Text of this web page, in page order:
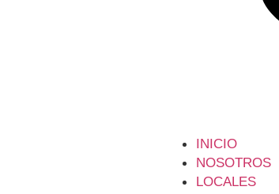
INICIO
NOSOTROS
LOCALES